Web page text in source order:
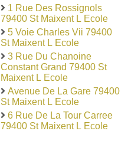
1 Rue Des Rossignols
79400 St Maixent L Ecole
5 Voie Charles Vii 79400
St Maixent L Ecole
3 Rue Du Chanoine
Constant Grand 79400 St
Maixent L Ecole
Avenue De La Gare 79400
St Maixent L Ecole
6 Rue De La Tour Carree
79400 St Maixent L Ecole